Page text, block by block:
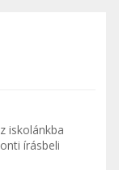
iskolánkba
írásbeli